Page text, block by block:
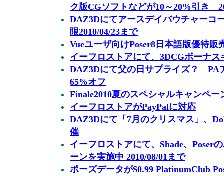
ク版CGソフトなどが10～20%引き
DAZ3Dにてアースデイバウチャー
限2010/04/23まで
Vueユーザ向けPoser8日本語版優待販
イーフロストアにて、3DCGボーナ
DAZ3Dにて父の日サプライズ？ PA
65%オフ
Finale2010夏のスペシャルキャンペー
イーフロストアがPayPalに対応
DAZ3Dにて「7月のクリスマス」、
催
イーフロストアにて、Shade、Poser
ーンを実施中 2010/08/01まで
ポーズデータが$0.99 PlatinumClub